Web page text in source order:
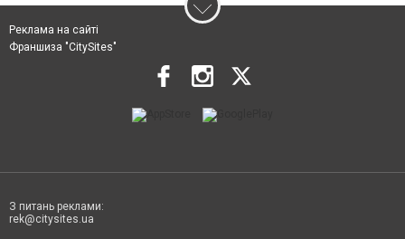
Реклама на сайті
Франшиза "CitySites"
З питань реклами:
rek@citysites.ua